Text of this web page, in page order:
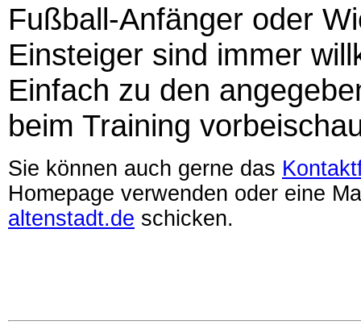
Fußball-Anfänger oder
Einsteiger sind immer
Einfach zu den
beim Training
Sie können auch gerne das
Homepage verwenden oder eine
altenstadt.de schicken.